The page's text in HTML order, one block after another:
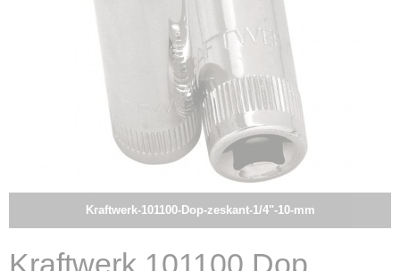
Kraftwerk-101100-Dop-zeskant-1/4"-10-mm
Kraftwerk 101100 Dop